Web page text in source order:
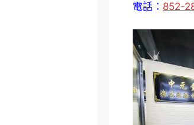
電話： 852-